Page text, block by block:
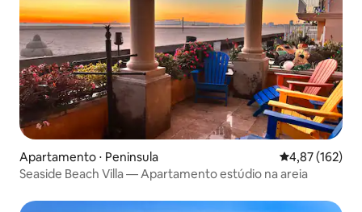
Apartamento ⋅ Peninsula 4,87 de uma
4,87 (162)
Seaside Beach Villa — Apartamento estúdio na areia